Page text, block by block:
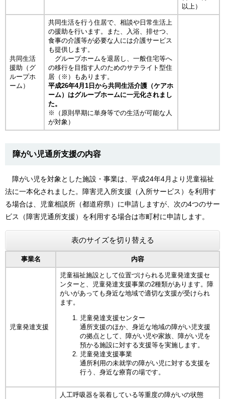
以上）
共同生活
援助（グ
ループホ
ーム）
共同生活を行う住居で、相談や日常生活上
の援助を行います。また、入浴、排せつ、
食事の介護等が必要な人には介護サービス
も提供します。
グループホームを退居し、一般住宅等へ
の移行を目指す人のためのサテライト型住
居（※）もあります。
平成26年4月1日から共同生活介護（ケアホ
ーム）はグループホームに一元化されまし
た。
※（原則早期に単身等での生活が可能な人
が対象）
障がい児通所支援の内容
障がい児を対象とした施設・事業は、平成24年4月より児童福祉
法に一本化されました。障害児入所支援（入所サービス）を利用す
る場合は、児童相談所（都道府県）に申請しますが、次の4つのサー
ビス（障害児通所支援）を利用する場合は市町村に申請します。
表のサイズを切り替える
事業名 内容
児童発達支援
児童福祉施設として位置づけられる児童発達支援セ
ンターと、児童発達支援事業の2種類があります。障
がいがあっても身近な地域で適切な支援が受けられ
ます。
児童発達支援センター
通所支援のほか、身近な地域の障がい児支援
の拠点として、障がい児や家族、障がい児を
預かる施設に対する支援等を実施します。
児童発達支援事業
通所利用の未就学の障がい児に対する支援を
行う、身近な療育の場です。
人工呼吸器を装着している等重度の障がいの状態